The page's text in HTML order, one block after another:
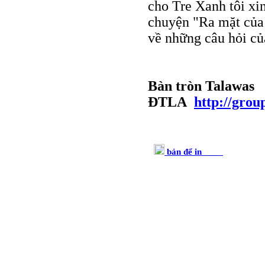
cho Tre Xanh tôi
chuyện "Ra mặt
về những câu hỏi
Bàn tròn Talawas
ÐTLA http://
bản để in